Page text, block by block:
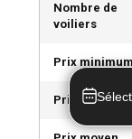
Quels sont
Bodrum abrite
avec des
Marina de
Nombre de
voiliers
Prix
Prix